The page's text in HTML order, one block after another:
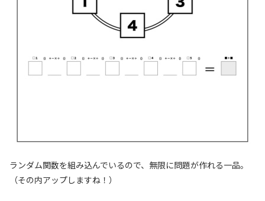
ランダム関数を組み込んでいるので、無限に問題が作れる一品。
（その内アップしますね！）